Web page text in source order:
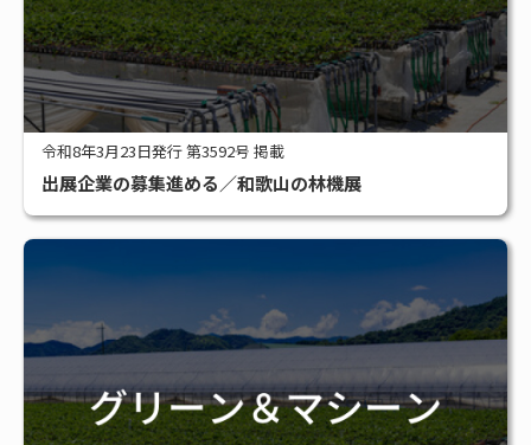
令和8年3月23日発行 第3592号 掲載
出展企業の募集進める／和歌山の林機展